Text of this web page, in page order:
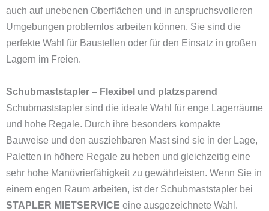
auch auf unebenen Oberflächen und in anspruchsvolleren
Umgebungen problemlos arbeiten können. Sie sind die
perfekte Wahl für Baustellen oder für den Einsatz in großen
Lagern im Freien.
Schubmaststapler – Flexibel und platzsparend
Schubmaststapler sind die ideale Wahl für enge Lagerräume
und hohe Regale. Durch ihre besonders kompakte
Bauweise und den ausziehbaren Mast sind sie in der Lage,
Paletten in höhere Regale zu heben und gleichzeitig eine
sehr hohe Manövrierfähigkeit zu gewährleisten. Wenn Sie in
einem engen Raum arbeiten, ist der Schubmaststapler bei
STAPLER MIETSERVICE eine ausgezeichnete Wahl.